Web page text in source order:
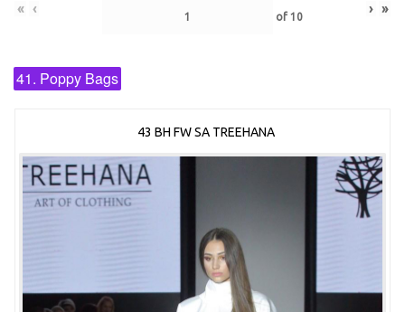
« ‹ of 10 › »
41. Poppy Bags
43 BH FW SA TREEHANA